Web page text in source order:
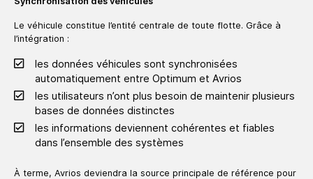
Le véhicule constitue l’entité centrale de toute flotte. Grâce à
l’intégration :
les données véhicules sont synchronisées
automatiquement entre Optimum et Avrios
les utilisateurs n’ont plus besoin de maintenir plusieurs
bases de données distinctes
les informations deviennent cohérentes et fiables
dans l’ensemble des systèmes
À terme, Avrios deviendra la source principale de référence pour